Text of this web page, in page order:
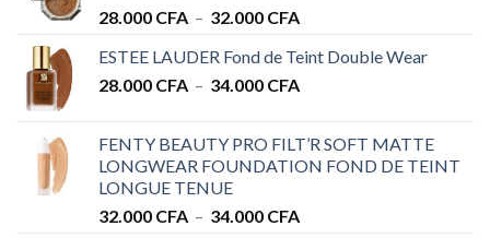
28.000 CFA – 32.000 CFAPlage
prix :
28.000 CFA
ESTEE LAUDER Fond de Teint Double Wear
28.000 CFA – 34.000 CFAPlage
28.000 CFA
à
FENTY BEAUTY PRO FILT’R SOFT MATTE
LONGWEAR FOUNDATION FOND DE TEINT
LONGUE TENUE
32.000 CFA – 34.000 CFAPlage